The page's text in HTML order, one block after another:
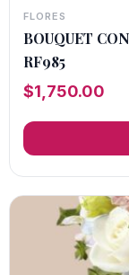
FLORES
BOUQUET
RF985
$1,750.00